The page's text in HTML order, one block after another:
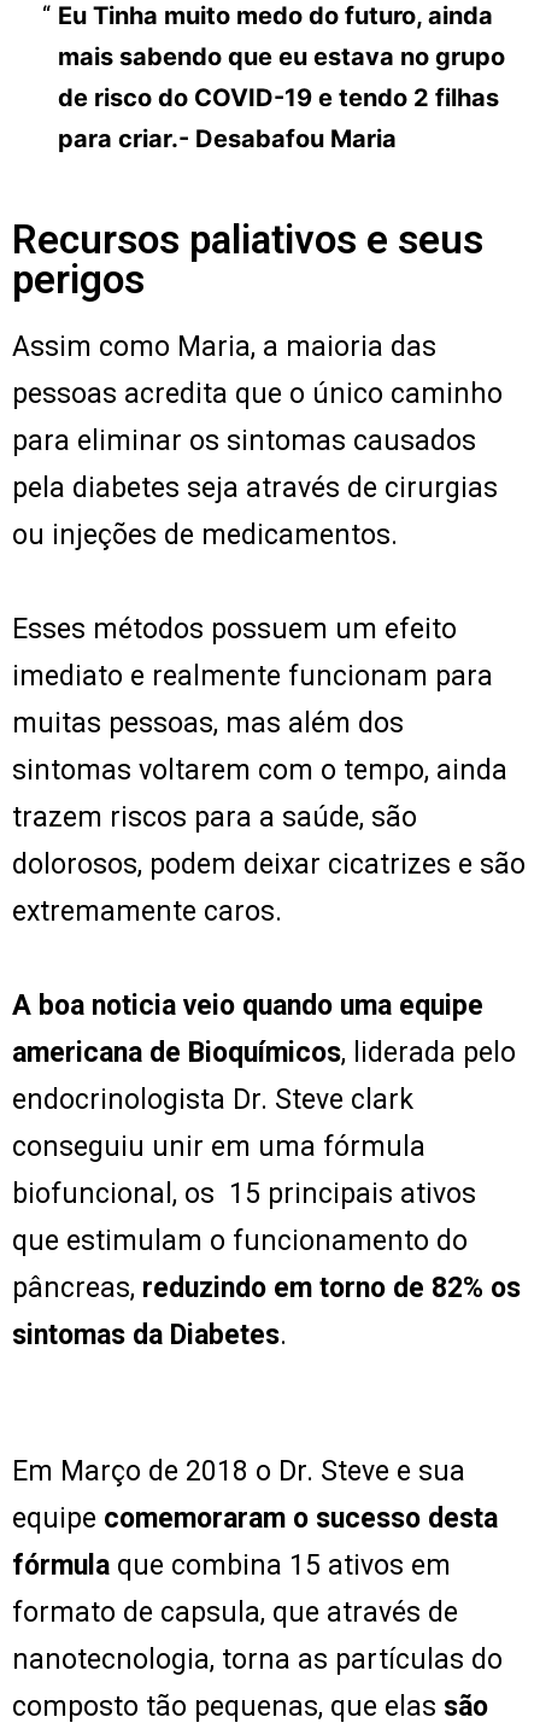
Eu Tinha muito medo do futuro, ainda
mais sabendo que eu estava no grupo
de risco do COVID-19 e tendo 2 filhas
para criar.- Desabafou Maria
Recursos paliativos e seus
perigos
Assim como Maria, a maioria das
pessoas acredita que o único caminho
para eliminar os sintomas causados
pela diabetes seja através de cirurgias
ou injeções de medicamentos.
Esses métodos possuem um efeito
imediato e realmente funcionam para
muitas pessoas, mas além dos
sintomas voltarem com o tempo, ainda
trazem riscos para a saúde, são
dolorosos, podem deixar cicatrizes e são
extremamente caros.
A boa noticia veio quando uma equipe
americana de Bioquímicos, liderada pelo
endocrinologista Dr. Steve clark
conseguiu unir em uma fórmula
biofuncional, os 15 principais ativos
que estimulam o funcionamento do
pâncreas, reduzindo em torno de 82% os
sintomas da Diabetes.
Em Março de 2018 o Dr. Steve e sua
equipe comemoraram o sucesso desta
fórmula que combina 15 ativos em
formato de capsula, que através de
nanotecnologia, torna as partículas do
composto tão pequenas, que elas são